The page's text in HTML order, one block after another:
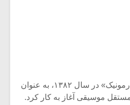
مجله آنلاین «گفتگوی هارمونیک» در سال ۱۳۸۲، به عنوان
موسیقی آغاز به کار کرد.